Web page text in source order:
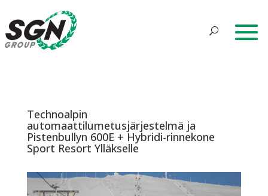
Technoalpin
automaattilumetusjärjestelmä ja
Pistenbullyn 600E + Hybridi-rinnekone
Sport Resort Ylläkselle